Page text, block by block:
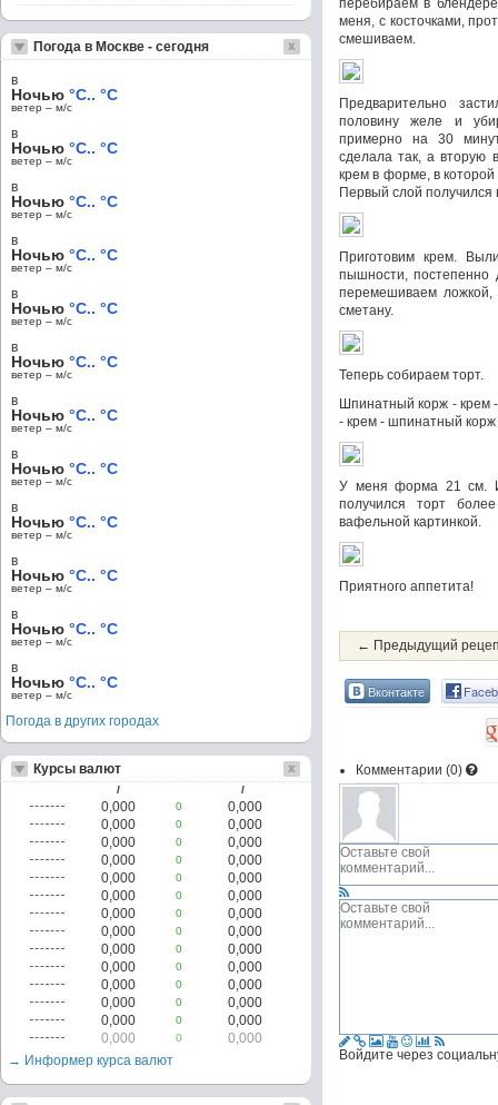
перебираем в
меня, с косточками,
смешиваем.
Предварительно
половину желе и
примерно на 30
сделала так, а вторую
крем в форме, в
Первый слой
Приготовим крем.
пышности, постепенно
перемешиваем
сметану.
Теперь собираем торт.
Шпинатный корж - крем
- крем - шпинатный корж
У меня форма 21 см. Из
получился торт
вафельной картинкой.
Приятного аппетита!
← Предыдущий
Вконтакте
Комментарии (0)
Войдите через
Погода в Москве - сегодня
в
Ночью °C.. °C
ветер – м/c
в
Ночью °C.. °C
ветер – м/c
в
Ночью °C.. °C
ветер – м/c
в
Ночью °C.. °C
ветер – м/c
в
Ночью °C.. °C
ветер – м/c
в
Ночью °C.. °C
ветер – м/c
в
Ночью °C.. °C
ветер – м/c
в
Ночью °C.. °C
ветер – м/c
в
Ночью °C.. °C
ветер – м/c
в
Ночью °C.. °C
ветер – м/c
в
Ночью °C.. °C
ветер – м/c
в
Ночью °C.. °C
ветер – м/c
Погода в других городах
Курсы валют
/ /
0,000 0
0,000
0,000
0
0,000
0,000
0
0,000
0,000
0
0,000
0,000
0
0,000
0,000
0
0,000
0,000
0
0,000
0,000
0
0,000
0,000
0
0,000
0,000
0
0,000
0,000
0
0,000
0,000
0
0,000
0,000
0
0,000
0,000
0
0,000
→ Информер курса валют